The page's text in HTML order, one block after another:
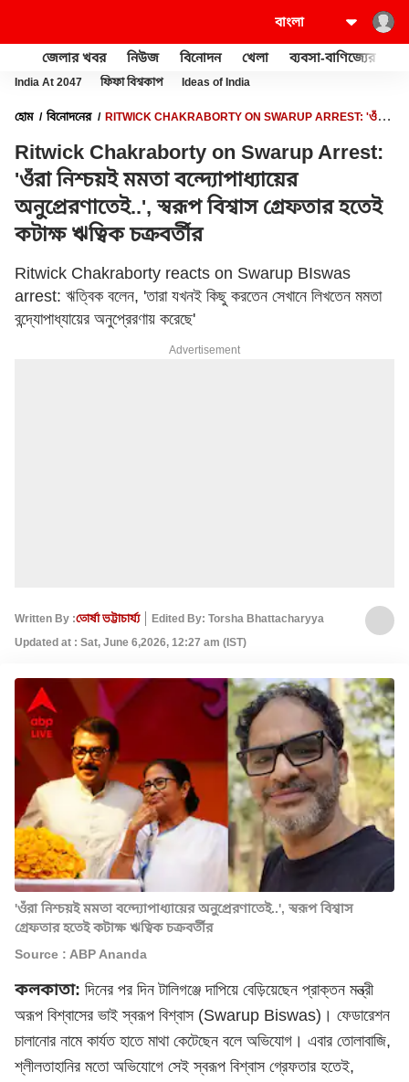
জেলার খবর নিউজ বিনোদন খেলা ব্যবসা-বাণিজ্যের
India At 2047 ফিফা বিশ্বকাপ Ideas of India
হোম বিনোদনের
RITWICK CHAKRABORTY ON SWARUP ARREST: 'ওঁরা
ঋত্বিক চক্রবর্তীর
Ritwick Chakraborty on Swarup Arrest:
'ওঁরা নিশ্চয়ই মমতা বন্দ্যোপাধ্যায়ের
অনুপ্রেরণাতেই..', স্বরূপ বিশ্বাস গ্রেফতার হতেই
কটাক্ষ ঋত্বিক চক্রবর্তীর
Ritwick Chakraborty reacts on Swarup BIswas
arrest: ঋত্বিক বলেন, 'তারা যখনই কিছু করতেন সেখানে লিখতেন মমতা
বন্দ্যোপাধ্যায়ের অনুপ্রেরণায় করেছে'
Advertisement
Written By :তোর্ষা ভট্টাচার্য্য
Edited By: Torsha Bhattacharyya
Updated at : Sat, June 6,2026, 12:27 am (IST)
'ওঁরা নিশ্চয়ই মমতা বন্দ্যোপাধ্যায়ের অনুপ্রেরণাতেই..', স্বরূপ বিশ্বাস
গ্রেফতার হতেই কটাক্ষ ঋত্বিক চক্রবর্তীর
Source : ABP Ananda
কলকাতা: দিনের পর দিন টালিগঞ্জে দাপিয়ে বেড়িয়েছেন প্রাক্তন মন্ত্রী
অরূপ বিশ্বাসের ভাই স্বরূপ বিশ্বাস (Swarup Biswas)। ফেডারেশন
চালানোর নামে কার্যত হাতে মাথা কেটেছেন বলে অভিযোগ। এবার তোলাবাজি,
শ্লীলতাহানির মতো অভিযোগে সেই স্বরূপ বিশ্বাস গ্রেফতার হতেই,